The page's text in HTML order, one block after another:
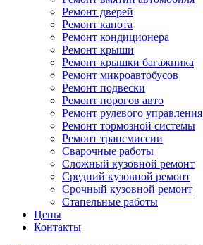
Ремонт дверей
Ремонт капота
Ремонт кондиционера
Ремонт крыши
Ремонт крышки багажника
Ремонт микроавтобусов
Ремонт подвески
Ремонт порогов авто
Ремонт рулевого управления
Ремонт тормозной системы
Ремонт трансмиссии
Сварочные работы
Сложный кузовной ремонт
Средний кузовной ремонт
Срочный кузовной ремонт
Стапельные работы
Цены
Контакты